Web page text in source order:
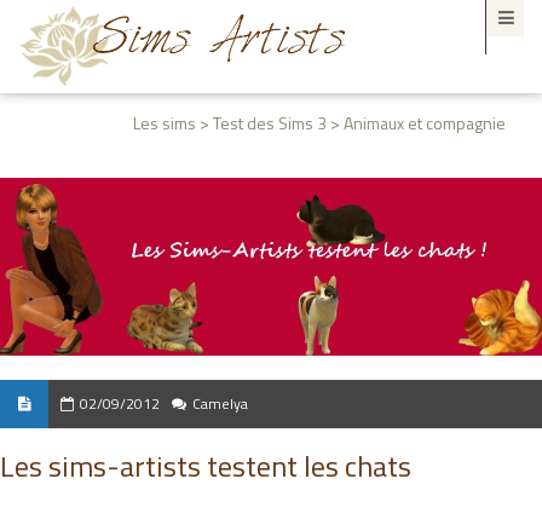
Les sims > Test des Sims 3 > Animaux et compagnie
02/09/2012 Camelya
Les sims-artists testent les chats